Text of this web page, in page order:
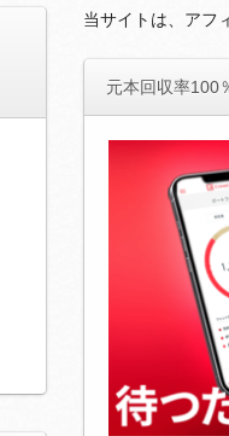
当サイトは、アフ
元本回収率100